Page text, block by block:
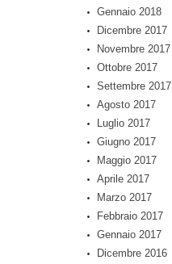
Gennaio 2018
Dicembre 2017
Novembre 2017
Ottobre 2017
Settembre 2017
Agosto 2017
Luglio 2017
Giugno 2017
Maggio 2017
Aprile 2017
Marzo 2017
Febbraio 2017
Gennaio 2017
Dicembre 2016